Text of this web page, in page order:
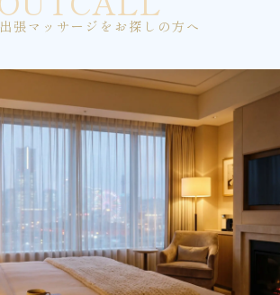
張マッサージをお探しの方へ